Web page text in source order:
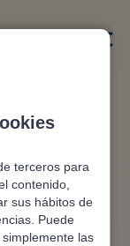
terceros para
contenido,
sus hábitos de
Puede
las